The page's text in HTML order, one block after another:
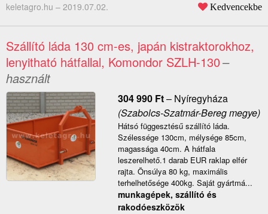
keletagro.hu – 2019.07.02. Kedvencekbe
Szállító láda 130 cm-es, japán kistraktorokhoz,
lenyitható hátfallal, Komondor SZLH-130–
használt
304 990 Ft– Nyíregyháza
(Szabolcs-Szatmár-Bereg megye)
Hátsó függesztésű szállító láda.
Szélessége 130cm, mélysége 85cm,
magassága 40cm. A hátfala
leszerelhető.1 darab EUR raklap elfér
rajta. Önsúlya 80 kg, maximális
terhelhetősége 400kg. Saját gyártmá...
munkagépek, szállító és
rakodóeszközök